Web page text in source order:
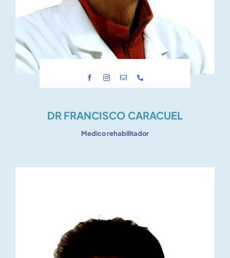
DR FRANCISCO CARACUEL
Medico rehabilitador